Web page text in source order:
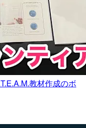
教材作成のボ